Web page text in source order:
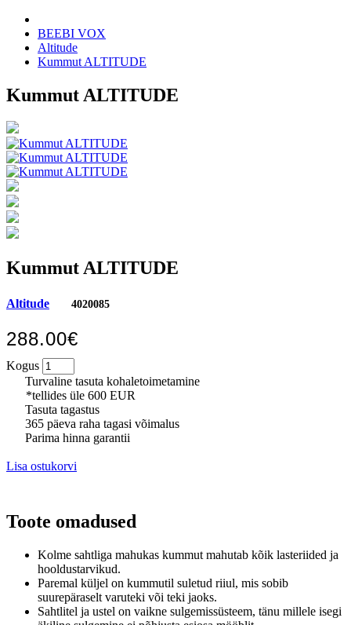
BEEBI VOX
Altitude
Kummut ALTITUDE
Kummut ALTITUDE
Kummut ALTITUDE
Altitude 4020085
288.00€
Kogus
Turvaline tasuta kohaletoimetamine
*tellides üle 600 EUR
Tasuta tagastus
365 päeva raha tagasi võimalus
Parima hinna garantii
Lisa ostukorvi
Toote omadused
Kolme sahtliga mahukas kummut mahutab kõik lasteriided ja
hooldustarvikud.
Paremal küljel on kummutil suletud riiul, mis sobib
suurepäraselt varuteki või teki jaoks.
Sahtlitel ja ustel on vaikne sulgemissüsteem, tänu millele isegi